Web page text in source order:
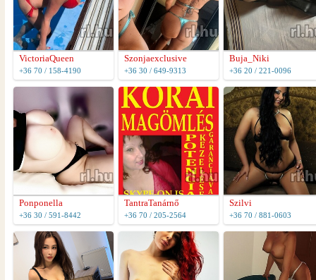
VictoriaQueen
+36 70 / 158-4190
Szonjaexclusive
+36 30 / 649-9313
Buja_Niki
+36 20 / 221-0096
Ponponella
+36 30 / 591-8442
TantraTanárnő
+36 70 / 205-2564
Szilvi
+36 70 / 881-0603